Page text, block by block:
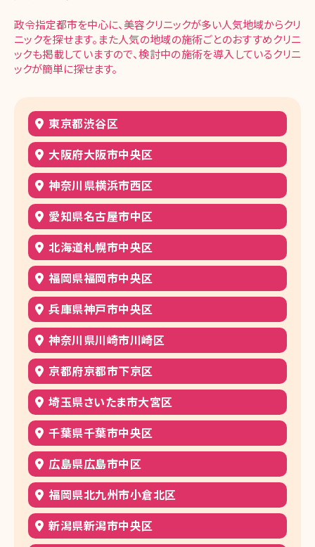
政令指定都市を中心に、美容クリニックが多い人気地域からクリ
ニックを探せます。また人気の地域の施術ごとのおすすめクリニ
ックも掲載していますので、検討中の施術を導入しているクリニ
ックが簡単に探せます。
東京都渋谷区
大阪府大阪市中央区
神奈川県横浜市西区
愛知県名古屋市中区
北海道札幌市中央区
福岡県福岡市中央区
兵庫県神戸市中央区
神奈川県川崎市川崎区
京都府京都市下京区
埼玉県さいたま市大宮区
千葉県千葉市中央区
広島県広島市中区
福岡県北九州市小倉北区
新潟県新潟市中央区